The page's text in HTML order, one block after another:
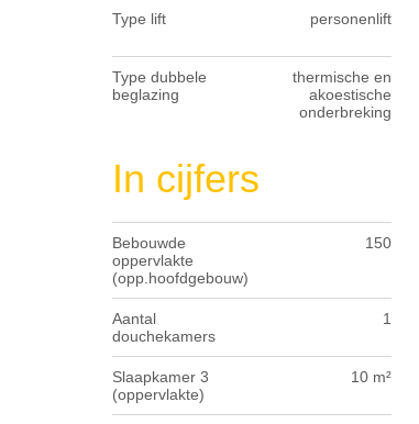
Type lift personenlift
Type dubbele
beglazing
thermische en
akoestische
onderbreking
In cijfers
Bebouwde
oppervlakte
(opp.hoofdgebouw)
150
Aantal
douchekamers
1
Slaapkamer 3
(oppervlakte)
10 m²